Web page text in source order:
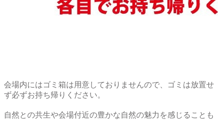
会場内にはゴミ箱は用意しておりませんので、ゴミは放置せ
ず必ずお持ち帰りください。
自然との共生や会場付近の豊かな自然の魅力を感じることも